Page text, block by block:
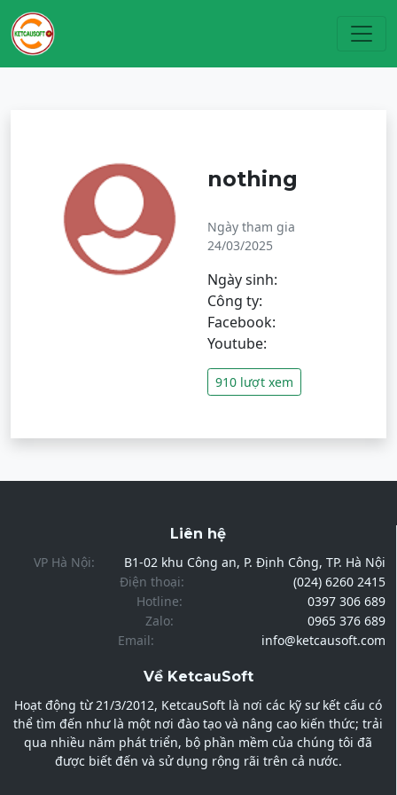
nothing
Ngày tham gia
24/03/2025
Ngày sinh:
Công ty:
Facebook:
Youtube:
910 lượt xem
Liên hệ
VP Hà Nội:
B1-02 khu Công an, P. Định Công, TP. Hà Nội
Điện thoại:
(024) 6260 2415
Hotline:
0397 306 689
Zalo:
0965 376 689
Email:
info@ketcausoft.com
Về KetcauSoft
Hoạt động từ 21/3/2012, KetcauSoft là nơi các kỹ sư kết cấu có
thể tìm đến như là một nơi đào tạo và nâng cao kiến thức; trải
qua nhiều năm phát triển, bộ phần mềm của chúng tôi đã
được biết đến và sử dụng rộng rãi trên cả nước.